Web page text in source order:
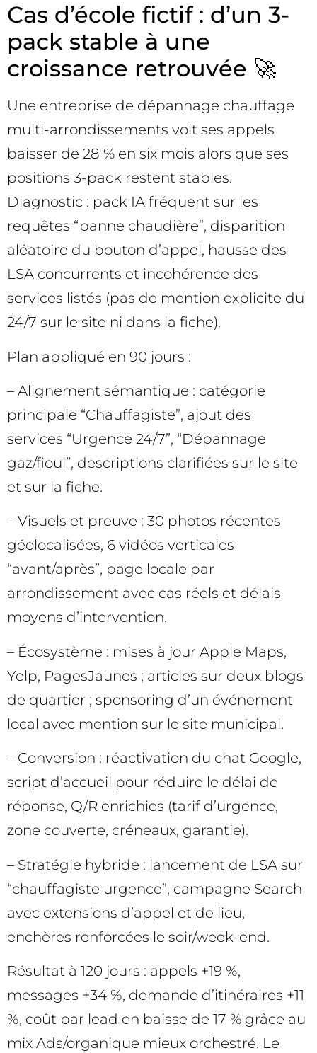
Cas d’école fictif : d’un 3-
pack stable à une
croissance retrouvée 🚀
Une entreprise de dépannage chauffage
multi-arrondissements voit ses appels
baisser de 28 % en six mois alors que ses
positions 3-pack restent stables.
Diagnostic : pack IA fréquent sur les
requêtes “panne chaudière”, disparition
aléatoire du bouton d’appel, hausse des
LSA concurrents et incohérence des
services listés (pas de mention explicite du
24/7 sur le site ni dans la fiche).
Plan appliqué en 90 jours :
– Alignement sémantique : catégorie
principale “Chauffagiste”, ajout des
services “Urgence 24/7”, “Dépannage
gaz/fioul”, descriptions clarifiées sur le site
et sur la fiche.
– Visuels et preuve : 30 photos récentes
géolocalisées, 6 vidéos verticales
“avant/après”, page locale par
arrondissement avec cas réels et délais
moyens d’intervention.
– Écosystème : mises à jour Apple Maps,
Yelp, PagesJaunes ; articles sur deux blogs
de quartier ; sponsoring d’un événement
local avec mention sur le site municipal.
– Conversion : réactivation du chat Google,
script d’accueil pour réduire le délai de
réponse, Q/R enrichies (tarif d’urgence,
zone couverte, créneaux, garantie).
– Stratégie hybride : lancement de LSA sur
“chauffagiste urgence”, campagne Search
avec extensions d’appel et de lieu,
enchères renforcées le soir/week-end.
Résultat à 120 jours : appels +19 %,
messages +34 %, demande d’itinéraires +11
%, coût par lead en baisse de 17 % grâce au
mix Ads/organique mieux orchestré. Le